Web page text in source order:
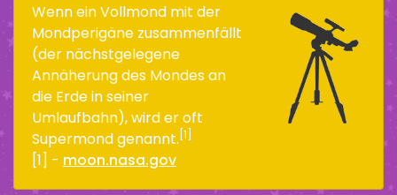
Wenn ein Vollmond mit der
Mondperigäne zusammenfällt
(der nächstgelegene
Annäherung des Mondes an
die Erde in seiner
Umlaufbahn), wird er oft
Supermond genannt. [1]
[1] - moon.nasa.gov